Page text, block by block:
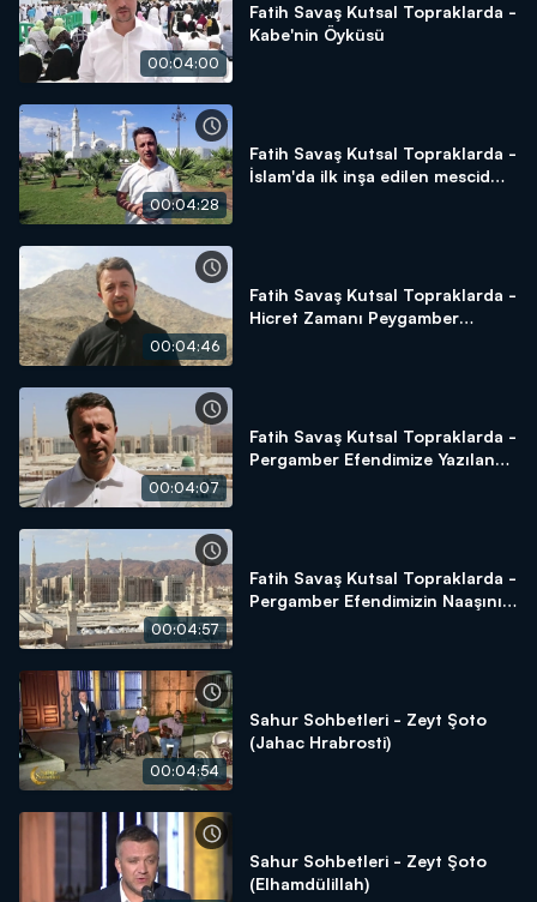
00:04:00
Fatih Savaş Kutsal Topraklarda -
Kabe'nin Öyküsü
00:04:28
Fatih Savaş Kutsal Topraklarda -
İslam'da ilk inşa edilen mescid
00:04:46
Fatih Savaş Kutsal Topraklarda -
Hicret Zamanı Peygamber
00:04:07
Fatih Savaş Kutsal Topraklarda -
Pergamber Efendimize Yazılan
00:04:57
Fatih Savaş Kutsal Topraklarda -
Pergamber Efendimizin Naaşını
00:04:54
Sahur Sohbetleri - Zeyt Şoto
(Jahac Hrabrosti)
Sahur Sohbetleri - Zeyt Şoto
(Elhamdülillah)